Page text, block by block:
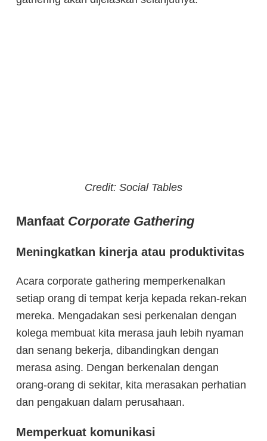
Credit: Social Tables
Manfaat Corporate Gathering
Meningkatkan kinerja atau produktivitas
Acara corporate gathering memperkenalkan
setiap orang di tempat kerja kepada rekan-rekan
mereka. Mengadakan sesi perkenalan dengan
kolega membuat kita merasa jauh lebih nyaman
dan senang bekerja, dibandingkan dengan
merasa asing. Dengan berkenalan dengan
orang-orang di sekitar, kita merasakan perhatian
dan pengakuan dalam perusahaan.
Memperkuat komunikasi